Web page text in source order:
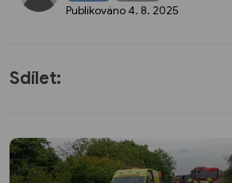
Publikováno 4. 8. 2025
Sdílet: